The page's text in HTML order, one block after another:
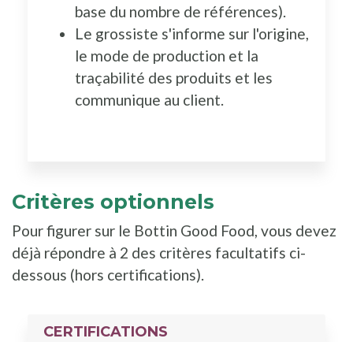
base du nombre de références).
Le grossiste s'informe sur l'origine,
le mode de production et la
traçabilité des produits et les
communique au client.
Critères optionnels
Pour figurer sur le Bottin Good Food, vous devez
déjà répondre à 2 des critères facultatifs ci-
dessous (hors certifications).
CERTIFICATIONS